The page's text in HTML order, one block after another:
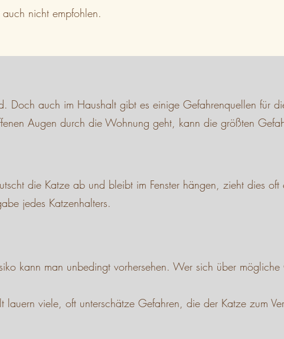
nicht empfohlen.
auch im Haushalt gibt es einige Gefahrenquellen für
Augen durch die Wohnung geht, kann die größten
die Katze ab und bleibt im Fenster hängen, zieht dies oft
jedes Katzenhalters.
kann man unbedingt vorhersehen. Wer sich über
viele, oft unterschätze Gefahren, die der Katze zum